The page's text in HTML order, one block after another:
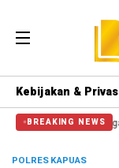
Kebijakan &
BREAKING NEWS
Semoga Aparat
POLRES KAPUAS